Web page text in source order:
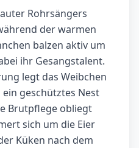
Rohrsängers
der warmen
balzen aktiv um
ihr Gesangstalent.
legt das Weibchen
geschütztes Nest
Brutpflege obliegt
sich um die Eier
Küken nach dem